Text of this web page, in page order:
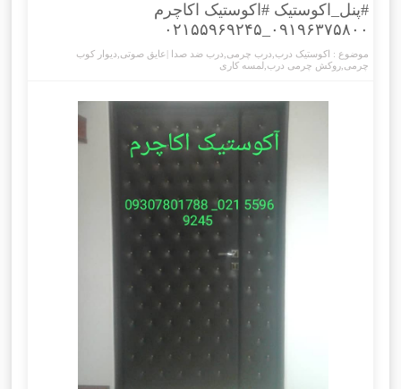
#پنل_اکوستیک #اکوستیک اکاچرم
۰۹۱۹۶۳۷۵۸۰۰_۰۲۱۵۵۹۶۹۲۴۵
موضوع : اکوستیک درب درب چرمی درب ضد صدا |عایق صوتی دیوار کوب
چرمی ,روکش چرمی درب لمسه کاری